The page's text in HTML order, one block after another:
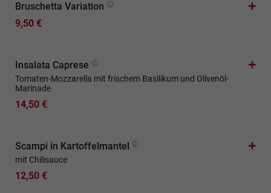
Bruschetta Variation
9,50 €
Insalata Caprese
Tomaten-Mozzarella mit frischem Basilikum und Olivenöl-
Marinade
14,50 €
Scampi in Kartoffelmantel
mit Chilisauce
12,50 €